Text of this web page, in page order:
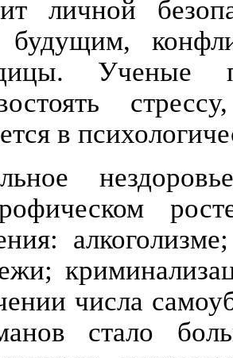
личной
будущим,
в
числа
стало